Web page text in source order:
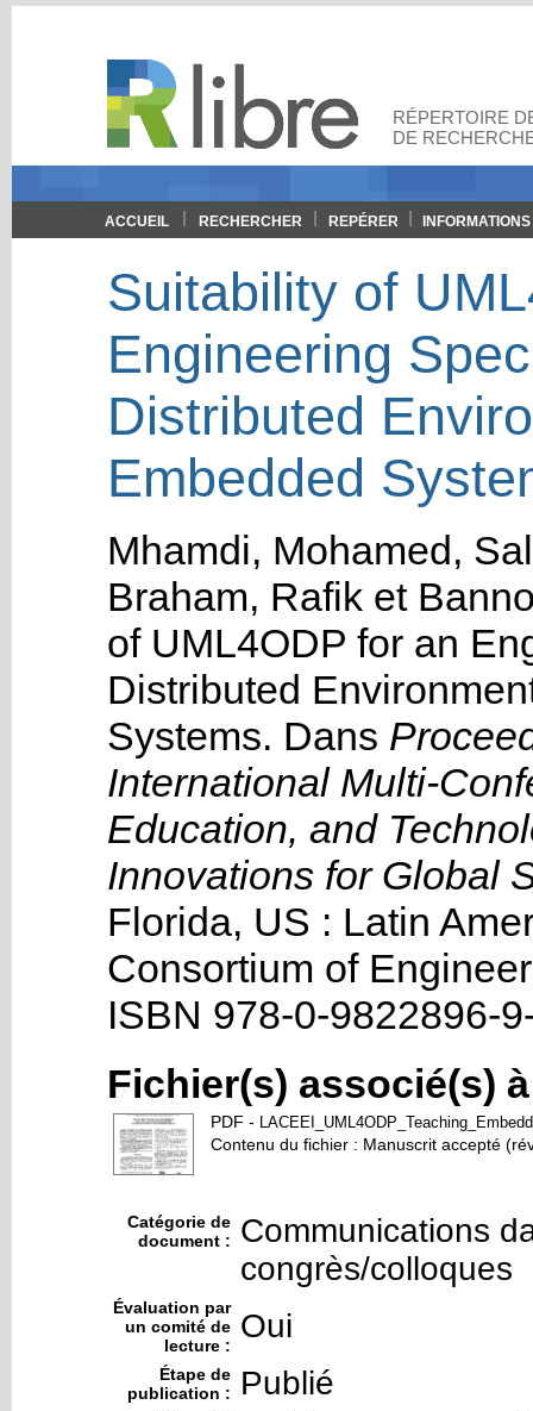
RÉPERTOIRE
DE
ACCUEIL RECHERCHER REPÉRER INFORMATIONS
Suitability of
Engineering
Distributed
Embedded
Mhamdi, Mohamed,
Braham, Rafik et
of UML4ODP for an
Distributed
Systems. Dans
International Multi-
Education, and
Innovations for Global
Florida, US : Latin
Consortium of
ISBN 978-0-9822896-
Fichier(s) associé(s)
PDF -
Contenu du fichier : Manuscrit accepté
Catégorie de
document :
Communications
congrès/colloques
Évaluation par
un comité de
lecture :
Oui
Étape de
publication :
Publié